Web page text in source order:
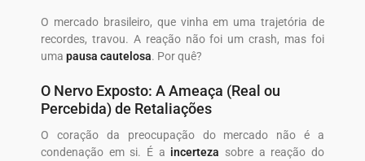
O mercado brasileiro, que vinha em uma trajetória de
recordes, travou. A reação não foi um crash, mas foi
uma pausa cautelosa. Por quê?
O Nervo Exposto: A Ameaça (Real ou
Percebida) de Retaliações
O coração da preocupação do mercado não é a
condenação em si. É a incerteza sobre a reação do